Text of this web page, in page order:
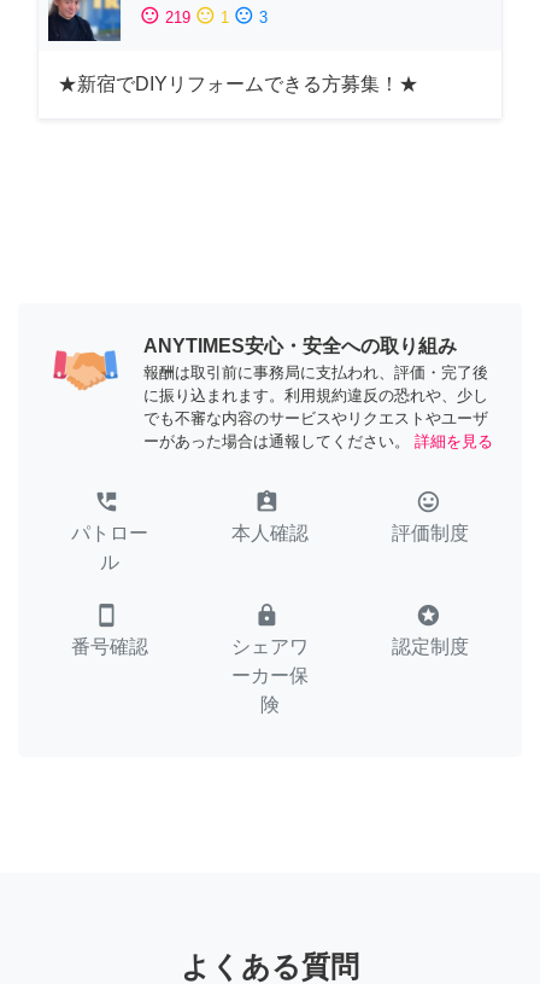
sentiment_satisfied 219 sentiment_neutral 1 sentiment_dissatisfied 3
★新宿でDIYリフォームできる方募集！★
ANYTIMES安心・安全への取り組み
報酬は取引前に事務局に支払われ、評価・完了後
に振り込まれます。利用規約違反の恐れや、少し
でも不審な内容のサービスやリクエストやユーザ
ーがあった場合は通報してください。
詳細を見る
perm_phone_msg
パトロー
ル
assignment_ind
本人確認
tag_faces
評価制度
smartphone
番号確認
lock
シェアワ
ーカー保
険
stars
認定制度
よくある質問